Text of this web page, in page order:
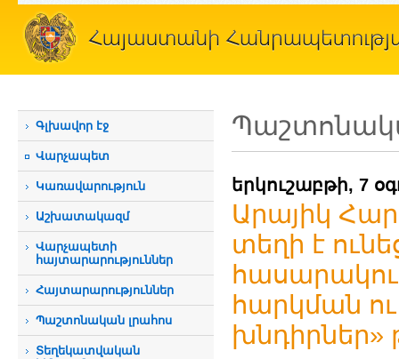
Գլխավոր էջ
Վարչապետ
Կառավարություն
Աշխատակազմ
Վարչապետի
հայտարարություններ
Հայտարարություններ
Պաշտոնական լրահոս
Տեղեկատվական
երկուշաբթի, 7
Արայիկ
տեղի է
հարկման
խնդիրներ»